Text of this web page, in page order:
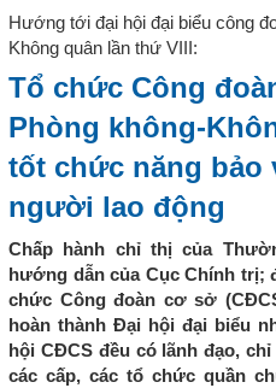
Hướng tới đại hội đại biểu công
Không quân lần thứ VIII:
Tổ chức Công
Phòng không-
tốt chức năng bảo
người lao động
Chấp hành chỉ thị của
hướng dẫn của Cục Chính trị;
chức Công đoàn cơ sở
hoàn thành Đại hội đại biểu
hội CĐCS đều có lãnh đạo,
các cấp, các tổ chức quần